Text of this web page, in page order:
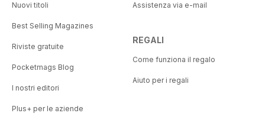
Nuovi titoli
Best Selling Magazines
Riviste gratuite
Pocketmags Blog
I nostri editori
Plus+ per le aziende
Assistenza via e-mail
REGALI
Come funziona il regalo
Aiuto per i regali